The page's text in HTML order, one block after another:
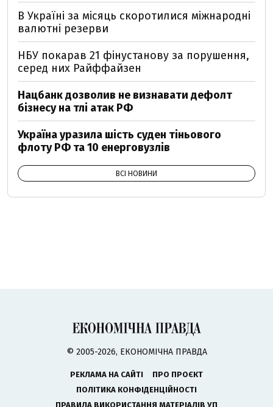
В Україні за місяць скоротилися міжнародні
валютні резерви
НБУ покарав 21 фінустанову за порушення,
серед них Райффайзен
Нацбанк дозволив не визнавати дефолт
бізнесу на тлі атак РФ
Україна уразила шість суден тіньового
флоту РФ та 10 енерговузлів
ВСІ НОВИНИ
© 2005-2026, ЕКОНОМІЧНА ПРАВДА
РЕКЛАМА НА САЙТІ
ПРО ПРОЄКТ
ПОЛІТИКА КОНФІДЕНЦІЙНОСТІ
ПРАВИЛА ВИКОРИСТАННЯ МАТЕРІАЛІВ УП